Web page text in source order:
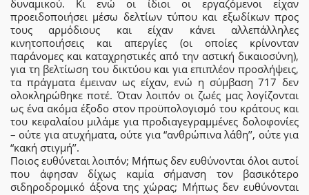
δυναμικού. Κι ενώ οι ίδιοι οι εργαζόμενοι είχαν
προειδοποιήσει μέσω δελτίων τύπου και εξωδίκων προς
τους αρμόδιους και είχαν κάνει αλλεπάλληλες
κινητοποιήσεις και απεργίες (οι οποίες κρίνονταν
παράνομες και καταχρηστικές από την αστική δικαιοσύνη),
για τη βελτίωση του δικτύου και για επιπλέον προσλήψεις,
τα πράγματα έμειναν ως είχαν, ενώ η σύμβαση 717 δεν
ολοκληρώθηκε ποτέ. Όταν λοιπόν οι ζωές μας λογίζονται
ως ένα ακόμα έξοδο στον προϋπολογισμό του κράτους και
του κεφαλαίου μιλάμε για προδιαγεγραμμένες δολοφονίες
– ούτε για ατυχήματα, ούτε για “ανθρώπινα λάθη’’, ούτε για
“κακή στιγμή’’.
Ποιος ευθύνεται λοιπόν; Μήπως δεν ευθύνονται όλοι αυτοί
που άφησαν δίχως καμία σήμανση τον βασικότερο
σιδηροδρομικό άξονα της χώρας; Μήπως δεν ευθύνονται